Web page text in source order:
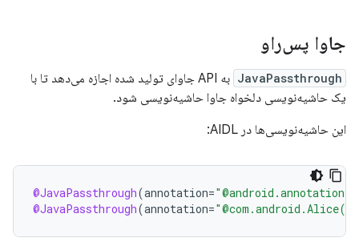
جاوا پس‌راو
JavaPassthrough
به API جاوای تولید شده اجازه می‌دهد تا با
یک حاشیه‌نویسی دلخواه جاوا حاشیه‌نویسی شود.
این حاشیه‌نویسی‌ها در AIDL:
@JavaPassthrough(annotation=
@JavaPassthrough(annotation=